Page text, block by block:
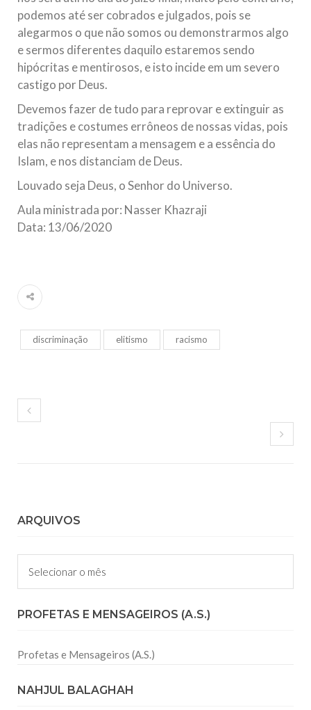
podemos até ser cobrados e julgados, pois se
alegarmos o que não somos ou demonstrarmos algo
e sermos diferentes daquilo estaremos sendo
hipócritas e mentirosos, e isto incide em um severo
castigo por Deus.
Devemos fazer de tudo para reprovar e extinguir as
tradições e costumes errôneos de nossas vidas, pois
elas não representam a mensagem e a essência do
Islam, e nos distanciam de Deus.
Louvado seja Deus, o Senhor do Universo.
Aula ministrada por: Nasser Khazraji
Data: 13/06/2020
discriminação elitismo racismo
ARQUIVOS
Arquivos
PROFETAS E MENSAGEIROS (A.S.)
Profetas e Mensageiros (A.S.)
NAHJUL BALAGHAH